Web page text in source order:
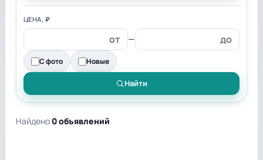
ЦЕНА, ₽
—
С фото Новые
Найти
Найдено 0 объявлений